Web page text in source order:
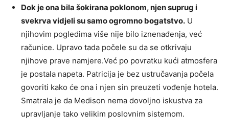
Dok je ona bila šokirana poklonom, njen suprug i
svekrva vidjeli su samo ogromno bogatstvo. U
njihovim pogledima više nije bilo iznenađenja, već
računice. Upravo tada počele su da se otkrivaju
njihove prave namjere.Već po povratku kući atmosfera
je postala napeta. Patricija je bez ustručavanja počela
govoriti kako će ona i njen sin preuzeti vođenje hotela.
Smatrala je da Medison nema dovoljno iskustva za
upravljanje tako velikim poslovnim sistemom.